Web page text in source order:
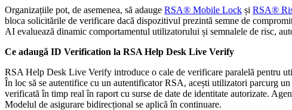
Organizațiile pot, de asemenea, să adauge RSA® Mobile Lock și RSA®
bloca solicitările de verificare dacă dispozitivul prezintă semne de
AI evaluează dinamic comportamentul utilizatorului și semnalele de risc,
Ce adaugă ID Verification la RSA Help Desk Live Verify
RSA Help Desk Live Verify introduce o cale de verificare paralelă pentru
În loc să se autentifice cu un autentificator RSA, acești utilizatori parcurg
verificată în timp real în raport cu surse de date de identitate autorizate.
Modelul de asigurare bidirecțional se aplică în continuare.